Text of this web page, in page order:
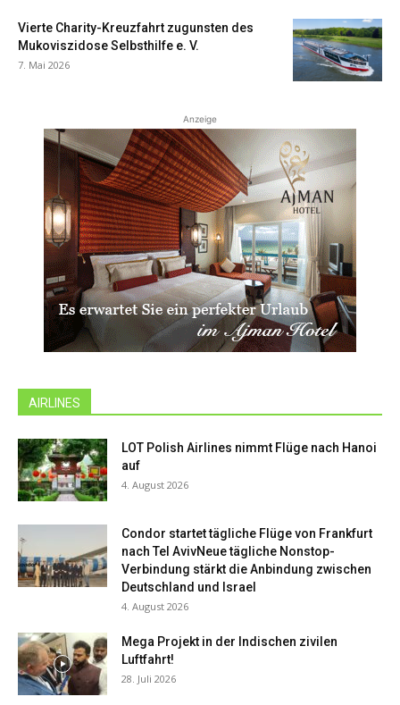
Vierte Charity-Kreuzfahrt zugunsten des
Mukoviszidose Selbsthilfe e. V.
7. Mai 2026
Anzeige
AIRLINES
LOT Polish Airlines nimmt Flüge nach Hanoi
auf
4. August 2026
Condor startet tägliche Flüge von Frankfurt
nach Tel AvivNeue tägliche Nonstop-
Verbindung stärkt die Anbindung zwischen
Deutschland und Israel
4. August 2026
Mega Projekt in der Indischen zivilen
Luftfahrt!
28. Juli 2026